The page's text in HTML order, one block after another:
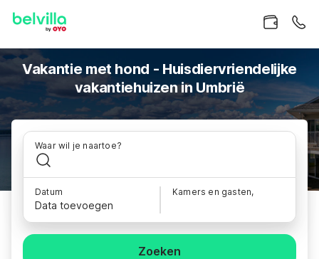
Vakantie met hond - Huisdiervriendelijke
vakantiehuizen in Umbrië
Waar wil je naartoe?
Datum
Data toevoegen
Kamers en gasten,
Zoeken